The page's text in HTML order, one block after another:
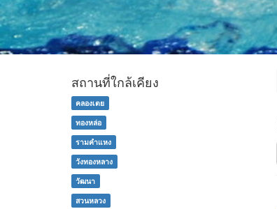
สถานที่ใกล้เคียง
คลองเตย
ทองหล่อ
รามคำแหง
วังทองหลาง
วัฒนา
สวนหลวง